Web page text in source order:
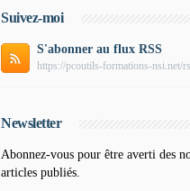
Suivez-moi
S'abonner au flux RSS
https://pcoutils-formations-nsi.net/
Newsletter
Abonnez-vous pour être averti des
articles publiés.